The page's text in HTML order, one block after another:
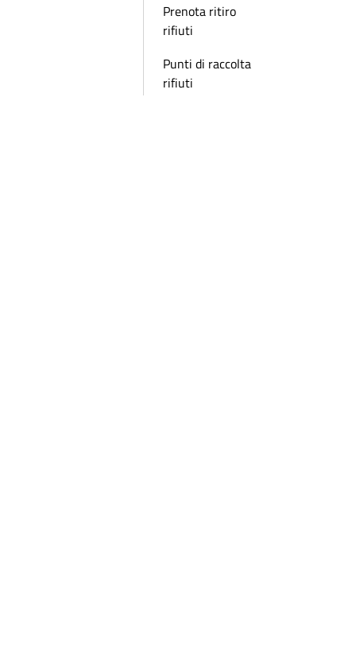
Prenota ritiro
rifiuti
Punti di raccolta
rifiuti